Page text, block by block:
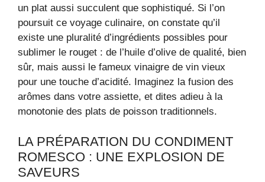
un plat aussi succulent que sophistiqué. Si l’on
poursuit ce voyage culinaire, on constate qu’il
existe une pluralité d’ingrédients possibles pour
sublimer le rouget : de l’huile d’olive de qualité, bien
sûr, mais aussi le fameux vinaigre de vin vieux
pour une touche d’acidité. Imaginez la fusion des
arômes dans votre assiette, et dites adieu à la
monotonie des plats de poisson traditionnels.
LA PRÉPARATION DU CONDIMENT
ROMESCO : UNE EXPLOSION DE
SAVEURS